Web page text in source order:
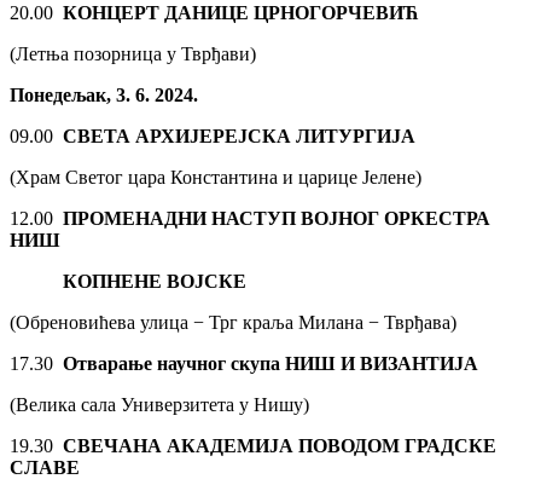
20.00 КОНЦЕРТ ДАНИЦЕ ЦРНОГОРЧЕВИЋ
(Летња позорница у Тврђави)
Понедељак, 3. 6. 2024.
09.00 СВЕТА АРХИЈЕРЕЈСКА ЛИТУРГИЈА
(Храм Светог цара Константина и царице Јелене)
12.00 ПРОМЕНАДНИ НАСТУП ВОЈНОГ ОРКЕСТРА
НИШ
КОПНЕНЕ ВОЈСКЕ
(Обреновићева улица − Трг краља Милана − Тврђава)
17.30 Отварање научног скупа НИШ И ВИЗАНТИЈА
(Велика сала Универзитета у Нишу)
19.30 СВЕЧАНА АКАДЕМИЈА ПОВОДОМ ГРАДСКЕ
СЛАВЕ